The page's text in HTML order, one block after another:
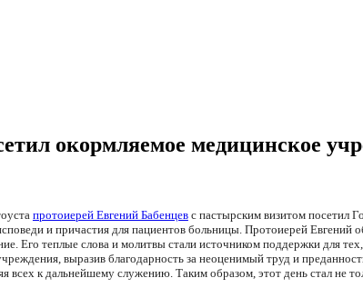
окормляемое медицинское
протоиерей Евгений Бабенцевс пастырским визитом посетил
и причастия для пациентов больницы. Протоиерей Евгений
Его теплые слова и молитвы стали источником поддержки для
выразив благодарность за неоценимый труд и
всех к дальнейшему служению. Таким образом, этот день стал